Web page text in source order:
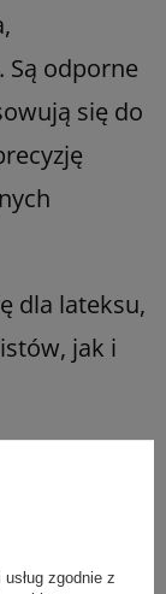
odporne
się do
dla lateksu,
jak i
zgodnie z